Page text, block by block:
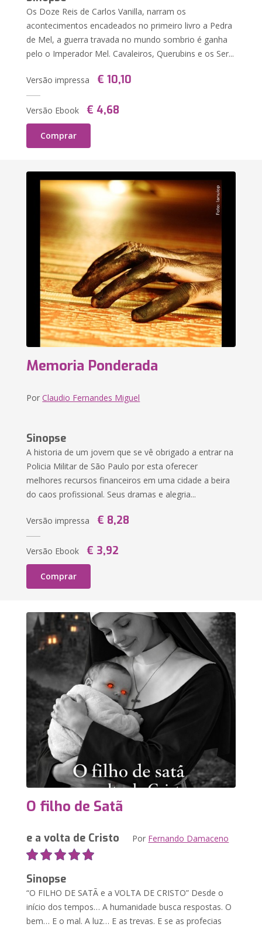
Os Doze Reis de Carlos Vanilla, narram os
acontecimentos encadeados no primeiro livro a Pedra
de Mel, a guerra travada no mundo sombrio é ganha
pelo o Imperador Mel. Cavaleiros, Querubins e os Ser...
Versão impressa € 10,10
Versão Ebook € 4,68
Comprar
Memoria Ponderada
PorClaudio Fernandes Miguel
Sinopse
A historia de um jovem que se vê obrigado a entrar na
Policia Militar de São Paulo por esta oferecer
melhores recursos financeiros em uma cidade a beira
do caos profissional. Seus dramas e alegria...
Versão impressa € 8,28
Versão Ebook € 3,92
Comprar
O filho de Satã
e a volta de Cristo Por Fernando Damaceno
Sinopse
“O FILHO DE SATÃ e a VOLTA DE CRISTO” Desde o
início dos tempos… A humanidade busca respostas. O
bem… E o mal. A luz… E as trevas. E se as profecias